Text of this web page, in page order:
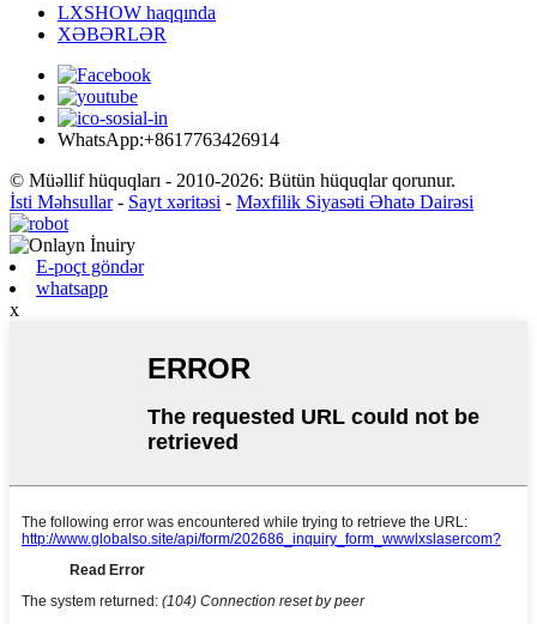
LXSHOW haqqında
XƏBƏRLƏR
WhatsApp:+8617763426914
© Müəllif hüquqları - 2010-2026: Bütün hüquqlar qorunur.
İsti Məhsullar- Sayt xəritəsi - Məxfilik Siyasəti Əhatə Dairəsi
E-poçt göndər
whatsapp
x